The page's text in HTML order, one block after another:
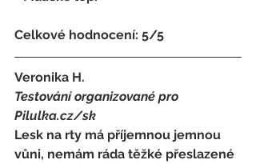
Celkové hodnocení: 5/5
Veronika H.
Testování organizované pro
Pilulka.cz/sk
Lesk na rty má příjemnou jemnou
vůni, nemám ráda těžké přeslazené